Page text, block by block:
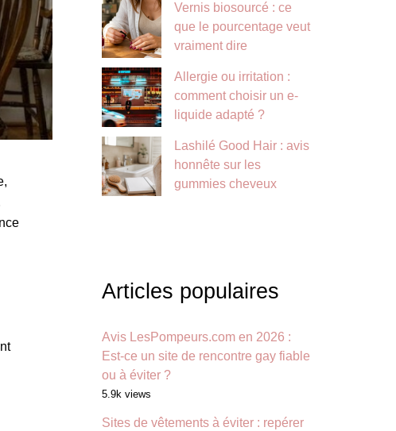
Vernis biosourcé : ce
que le pourcentage veut
vraiment dire
Allergie ou irritation :
comment choisir un e-
liquide adapté ?
Lashilé Good Hair : avis
honnête sur les
gummies cheveux
Articles populaires
Avis LesPompeurs.com en 2026 :
Est-ce un site de rencontre gay fiable
ou à éviter ?
5.9k views
Sites de vêtements à éviter : repérer